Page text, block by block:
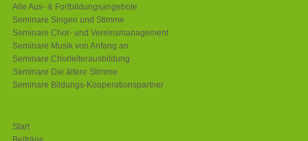
Alle Aus- & Fortbildungsangebote
Seminare Singen und Stimme
Seminare Chor- und Vereinsmanagement
Seminare Musik von Anfang an
Seminare Chorleiterausbildung
Seminare Die ältere Stimme
Seminare Bildungs-Kooperationspartner
Start